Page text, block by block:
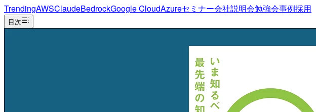
TrendingAWSClaudeBedrockGoogle CloudAzureセミナー会社説明会勉強会事例採用
目次